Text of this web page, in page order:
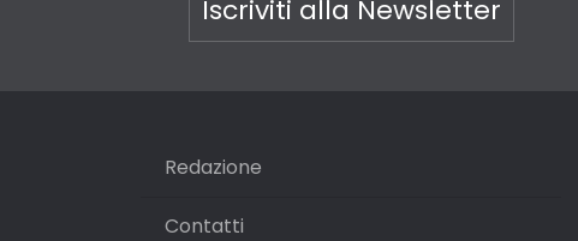
Iscriviti alla Newsletter
Redazione
Contatti